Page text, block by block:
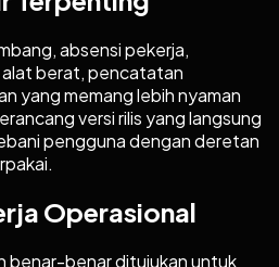
absensi pekerja,
berat, pencatatan
yang memang lebih nyaman
versi rilis yang langsung
pengguna dengan deretan
Operasional
benar-benar ditujukan untuk